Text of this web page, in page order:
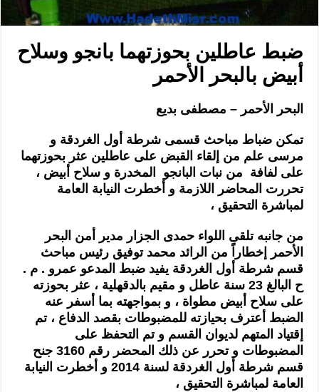
ضبط عاطلين بحوزتهما بانجو وسلاح
أبيض بالبحر الأحمر
البحر الأحمر – مصطفى بديع
تمكن ضباط مباحث قسمى شرطة أول الغردقة و
مرسى علم من إلقاء القبض على عاطلين عثر بحوزتهما
على لفافة من نبات البانجو المخدرة و سلاح أبيض ،
تحررت المحاضر اللازمة و أخطرت النيابة العامة
لمباشرة التحقيق ،
من جانبه تلقى اللواء حمدى الجزار مدير أمن البحر
الأحمر إخطاراً من الرائد محمد توفيق رئيس مباحث
قسم شرطة أول الغردقة يفيد ضبط المدعو عمرو . م .
ح البالغ 23 سنة عاطل و مقيم بالدقهلية ، عثر بحوزته
على سلاح أبيض مطواة ، و بمواجهته بما أسفر عنه
الضبط أعترف بحيازته للمضبوطات بقصد الدفاع ، تم
إقتياد المتهم لديوان القسم و تم التحفظ على
المضبوطات و تحرر عن ذلك المحضر رقم 3160 جنح
قسم شرطة أول الغردقة لسنة 2014 و أخطرت النيابة
العامة لمباشرة التحقيق ،